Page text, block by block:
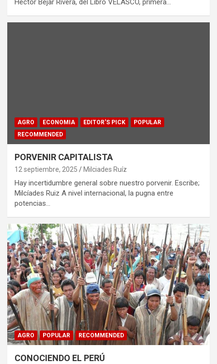
Héctor Béjar Rivera, del Libro VELASCO, primera…
AGRO ECONOMIA EDITOR'S PICK
POPULAR
RECOMMENDED
PORVENIR CAPITALISTA
12 septiembre, 2025 Milciades Ruíz
Hay incertidumbre general sobre nuestro porvenir. Escribe;
Milcíades Ruiz A nivel internacional, la pugna entre
potencias…
AGRO POPULAR RECOMMENDED
CONOCIENDO EL PERÚ